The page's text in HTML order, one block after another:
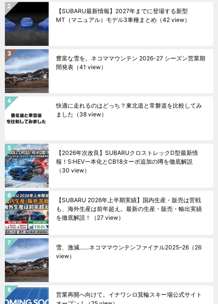
【SUBARU最新情報】2027年までに登場する新型
MT（マニュアル）モデル3車種まとめ （42 view）
豊富な雪を。ネコママウンテン 2026-27 シーズン営業期
間発表 （41 view）
快適に走れるのはどっち？東北道と常磐道を比較してみ
ました （38 view）
【2026年次改良】SUBARUクロストレックD型最新情
報！S:HEV一本化とCB18ターボ追加の噂を徹底解説
（30 view）
【SUBARU 2026年上半期実績】国内生産・販売は苦戦
も、海外生産は前年超え。最新の生産・販売・輸出実績
を徹底解説！
（27 view）
雪、激減……ネコママウンテンファイナル2025ｰ26 （26
view）
営業再開へ向けて。イナワシロ箕輪スキー場公式サイト